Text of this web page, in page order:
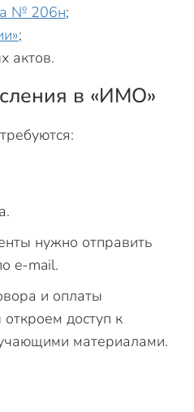
№ 206н;
;
актов.
в «ИМО»
нужно отправить
e-mail.
и оплаты
доступ к
материалами.